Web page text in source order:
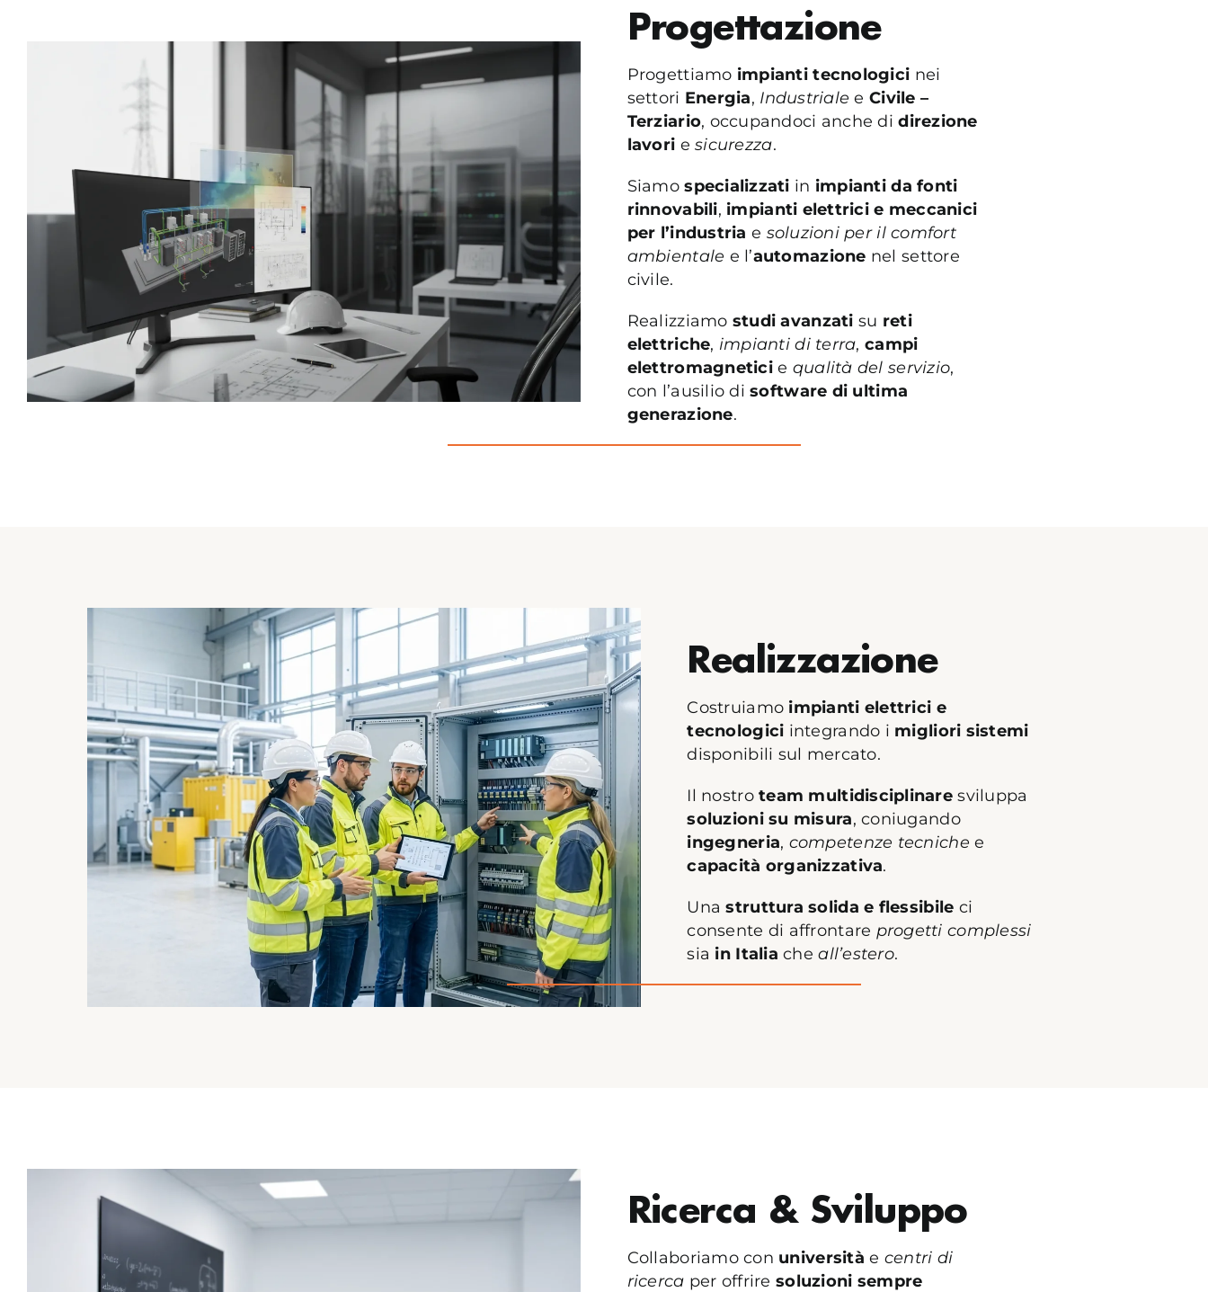
Progettazione
Progettiamo impianti tecnologici nei
settori Energia, Industriale eCivile –
Terziario, occupandoci anche didirezione
lavori esicurezza.
Siamospecializzati in impianti da fonti
rinnovabili, impianti elettrici e meccanici
per l’industria e soluzioni per il comfort
ambientale e l’automazione nel settore
civile.
Realizziamo studi avanzati su reti
elettriche, impianti di terra,campi
elettromagneticie qualità del servizio,
con l’ausilio disoftware di ultima
generazione.
Realizzazione
Costruiamo impianti elettrici e
tecnologici integrando i migliori sistemi
disponibili sul mercato.
Il nostroteam multidisciplinare sviluppa
soluzioni su misura, coniugando
ingegneria, competenze tecniche e
capacità organizzativa.
Unastruttura solida e flessibile ci
consente di affrontare progetti complessi
sia in Italia cheall’estero.
Ricerca & Sviluppo
Collaboriamo con università e centri di
ricerca per offriresoluzioni sempre